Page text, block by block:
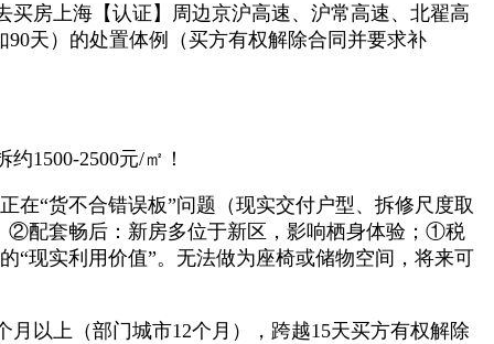
房上海【认证】周边京沪高速、沪常高速、北翟高
天）的处置体例（买方有权解除合同并要求补
1500-2500元/㎡！
“货不合错误板”问题（现实交付户型、拆修尺度取
②配套畅后：新房多位于新区，影响栖身体验；①税
“现实利用价值”。无法做为座椅或储物空间，将来可
以上（部门城市12个月），跨越15天买方有权解除